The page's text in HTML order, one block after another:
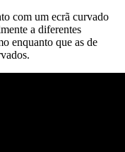
com um ecrã curvado
a diferentes
enquanto que as de